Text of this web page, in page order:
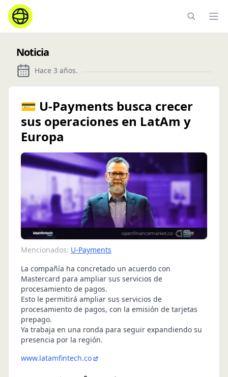
Noticia
Hace 3 años.
💳 U-Payments busca crecer
sus operaciones en LatAm y
Europa
Mencionados: U-Payments
La compañía ha concretado un acuerdo con
Mastercard para ampliar sus servicios de
procesamiento de pagos.
Esto le permitirá ampliar sus servicios de
procesamiento de pagos, con la emisión de tarjetas
prepago.
Ya trabaja en una ronda para seguir expandiendo su
presencia por la región.
www.latamfintech.co